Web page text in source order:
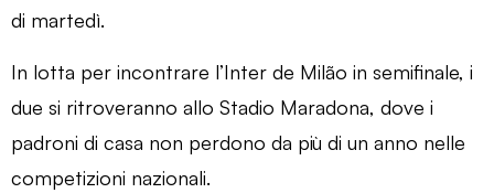
di martedì.
In lotta per incontrare l’Inter de Milão in semifinale, i
due si ritroveranno allo Stadio Maradona, dove i
padroni di casa non perdono da più di un anno nelle
competizioni nazionali.